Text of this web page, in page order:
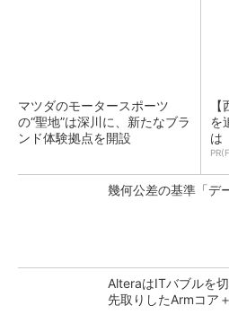
マツダのモータースポーツ
の“聖地”は深川に、新たなブラ
ンド体験拠点を開設
を
は
幾何公差の基準「デ
AlteraはITバブルを
先取りしたArmコア